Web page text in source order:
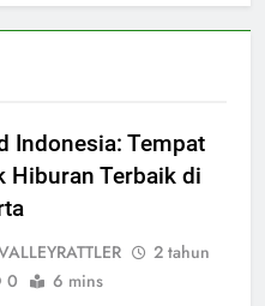
Indonesia: Tempat
Hiburan Terbaik di
2 tahun
0 6 mins